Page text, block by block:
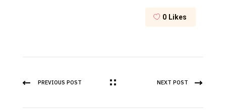
0 Likes
PREVIOUS POST NEXT POST